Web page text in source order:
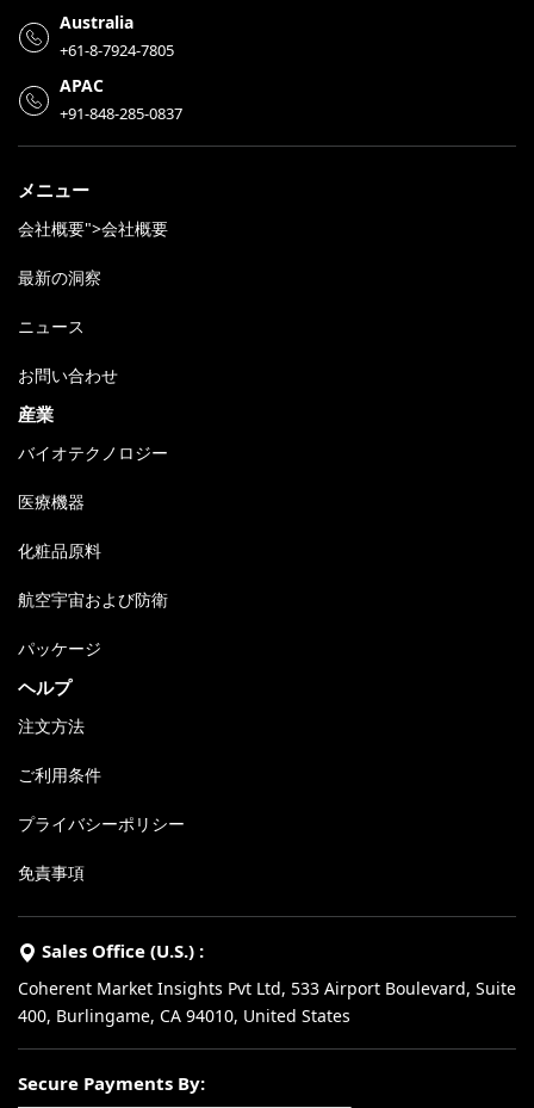
Australia
+61-8-7924-7805
APAC
+91-848-285-0837
メニュー
会社概要">会社概要
最新の洞察
ニュース
お問い合わせ
産業
バイオテクノロジー
医療機器
化粧品原料
航空宇宙および防衛
パッケージ
ヘルプ
注文方法
ご利用条件
プライバシーポリシー
免責事項
Sales Office (U.S.) :
Coherent Market Insights Pvt Ltd, 533 Airport Boulevard, Suite
400, Burlingame, CA 94010, United States
Secure Payments By: